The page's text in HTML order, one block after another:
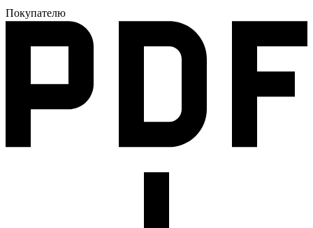
Покупателю